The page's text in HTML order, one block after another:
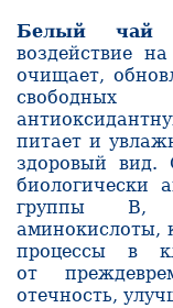
Белый чай
воздействие
очищает,
свободных
питает и
здоровый вид.
биологически
группы В,
аминокислоты,
процессы в
от
отечность,